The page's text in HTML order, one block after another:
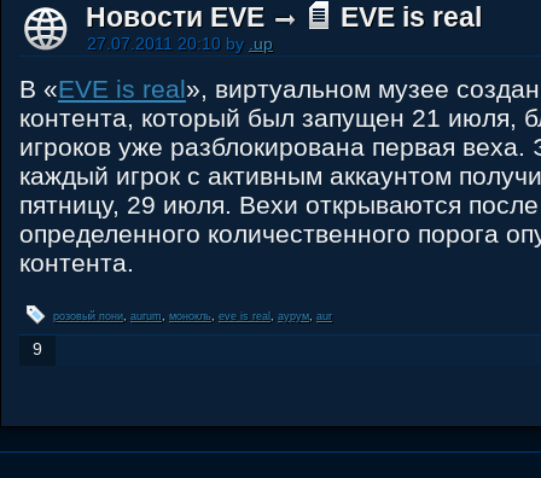
Новости EVE EVE is real
27.07.2011 20:10 by .up
В «EVE is real», виртуальном музее
контента, который был запущен 21 июля,
игроков уже разблокирована первая веха.
каждый игрок с активным аккаунтом
пятницу, 29 июля. Вехи открываются
определенного количественного порога
контента.
розовый пони, aurum, монокль, eve is real , аурум, aur
9